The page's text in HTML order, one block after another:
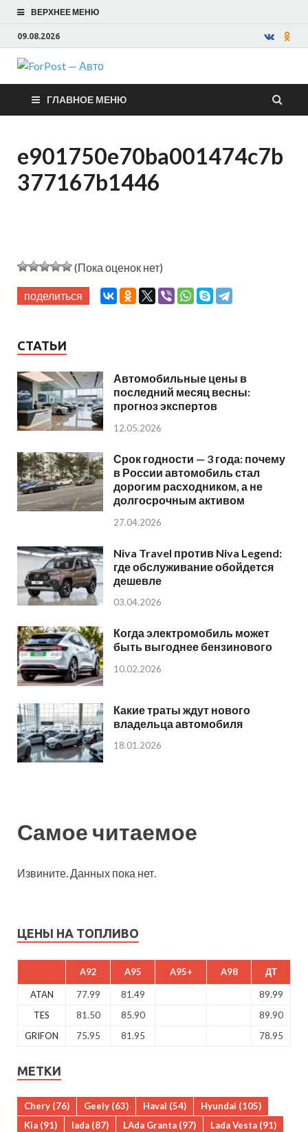
ВЕРХНЕЕ МЕНЮ
09.08.2026
ForPost —
Авто
ГЛАВНОЕ МЕНЮ
e901750e70ba001474c7b
377167b1446
(Пока оценок нет)
поделиться
СТАТЬИ
Автомобильные цены в
последний месяц весны:
прогноз экспертов
12.05.2026
Срок годности — 3 года: почему
в России автомобиль стал
дорогим расходником, а не
долгосрочным активом
27.04.2026
Niva Travel против Niva Legend:
где обслуживание обойдется
дешевле
03.04.2026
Когда электромобиль может
быть выгоднее бензинового
10.02.2026
Какие траты ждут нового
владельца автомобиля
18.01.2026
Самое читаемое
Извините. Данных пока нет.
ЦЕНЫ НА ТОПЛИВО
A92 A95 A95+ A98 ДТ
ATAN 77.99 81.49
89.99
TES
81.50 85.90
89.90
GRIFON
75.95 81.95 78.95
МЕТКИ
Chery (76) Geely (63) Haval (54) Hyundai (105)
Kia (91) lada (87) LAda Granta (97) Lada Vesta (91)